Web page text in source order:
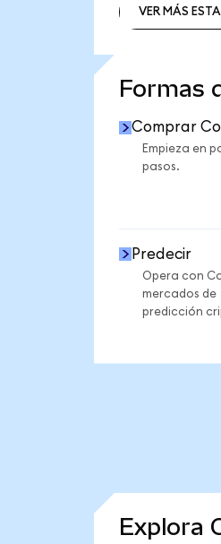
VER MÁS
Formas
Comprar
Empieza en
pasos.
Predecir
Opera con
mercados de
predicción
Explora